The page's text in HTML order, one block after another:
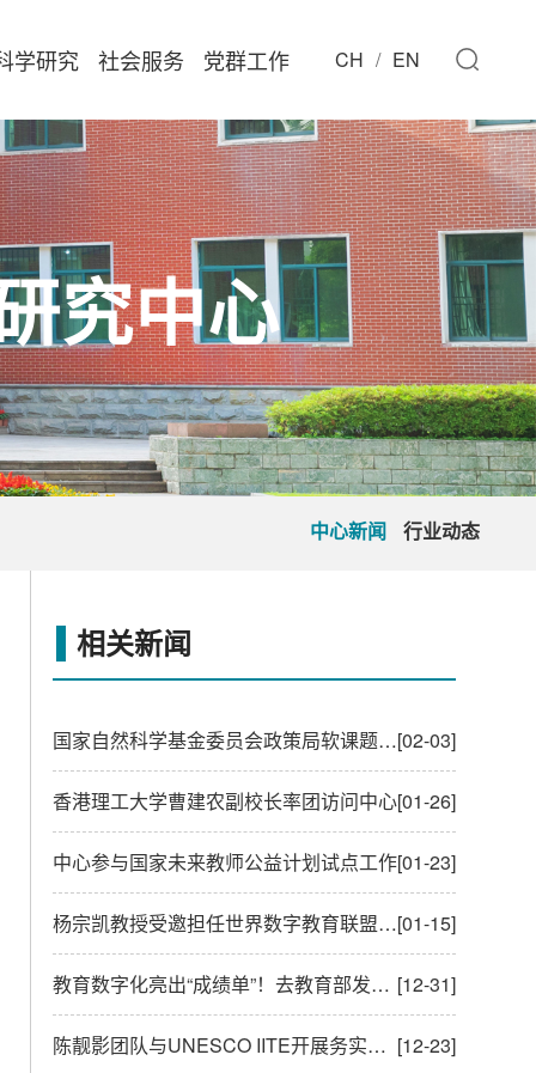
CH EN
学研究 社会服务 党群工作
究中心
中心新闻 行业动态
相关新闻
[02-03]
国家自然科学基金委员会政策局软课题项目“教育科技人才一体布局视角下的国际主要科学资助机构管理体系与资助机制研究”进展交流会召开
[01-26]
香港理工大学曹建农副校长率团访问中心
[01-23]
中心参与国家未来教师公益计划试点工作
[01-15]
杨宗凯教授受邀担任世界数字教育联盟专家咨询委员会主任
[12-31]
教育数字化亮出“成绩单”！去教育部发布会现场看看
[12-23]
陈靓影团队与UNESCO IITE开展务实合作